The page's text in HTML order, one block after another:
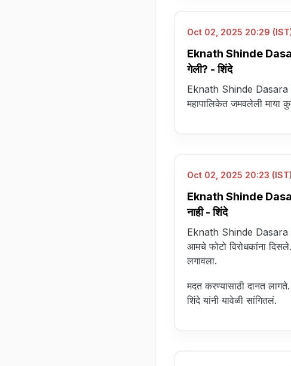
Oct 02, 2025 20:29
Eknath Shinde
गेली? - शिंदे
Eknath Shinde Dasara
महापालिकेत जमवलेली माया
Oct 02, 2025 20:23 (IST)
Eknath Shinde
नाही - शिंदे
Eknath Shinde Dasara
आमचे फोटो विरोधकांना
लगावला.
मदत करण्यासाठी दानत
शिंदे यांनी यावेळी सांगितलं.